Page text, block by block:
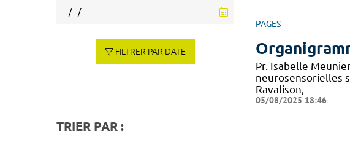
PAGES
Pr. Isabelle
neurosensorielles
Ravalison,
05/08/2025 18:46
FILTRER PAR DATE
TRIER PAR :